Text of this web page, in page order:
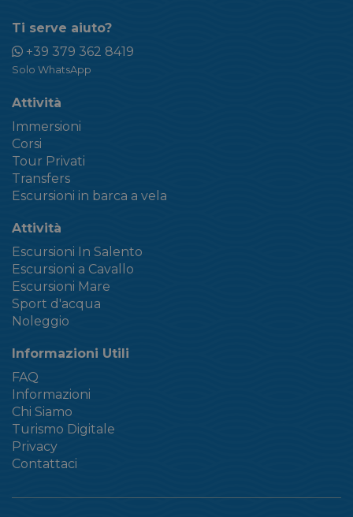
Ti serve aiuto?
+39 379 362 8419
Solo WhatsApp
Attività
Immersioni
Corsi
Tour Privati
Transfers
Escursioni in barca a vela
Attività
Escursioni In Salento
Escursioni a Cavallo
Escursioni Mare
Sport d'acqua
Noleggio
Informazioni Utili
FAQ
Informazioni
Chi Siamo
Turismo Digitale
Privacy
Contattaci